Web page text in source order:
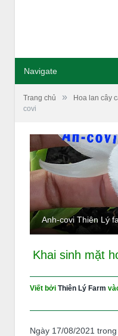
Navigate
Trang chủ » Hoa lan cây
covi
Anh-covi Thiên Lý
Khai sinh mặt
Viết bởi Thiên Lý Farm
Ngày 17/08/2021